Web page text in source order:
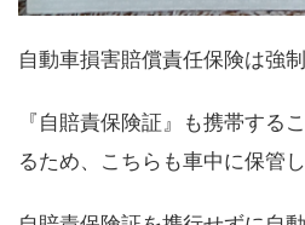
自動車損害賠償責任保険は強制
『自賠責保険証』も携帯する
るため、こちらも車中に保管